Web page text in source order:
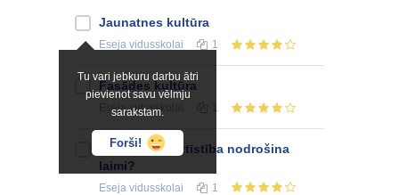
Tu vari jebkuru darbu ātri
pievienot savu vēlmju
sarakstam.
Forši!
Jaunatnes kultūra
Eseja vidusskolai 1
Fasādes kultūra
Esejavidusskolai 1
Vai kultūras attīstība nodrošina
laimi?
Eseja vidusskolai 1